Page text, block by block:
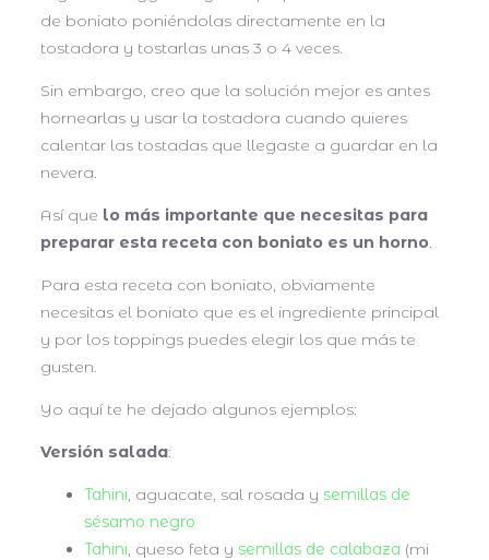
de boniato poniéndolas directamente en la
tostadora y tostarlas unas 3 o 4 veces.
Sin embargo, creo que la solución mejor es antes
hornearlas y usar la tostadora cuando quieres
calentar las tostadas que llegaste a guardar en la
nevera.
Así que lo más importante que necesitas para
preparar esta receta con boniato es un horno.
Para esta receta con boniato, obviamente
necesitas el boniato que es el ingrediente principal
y por los toppings puedes elegir los que más te
gusten.
Yo aquí te he dejado algunos ejemplos:
Versión salada:
Tahini, aguacate, sal rosada y semillas de
sésamo negro
Tahini, queso feta y semillas de calabaza (mi